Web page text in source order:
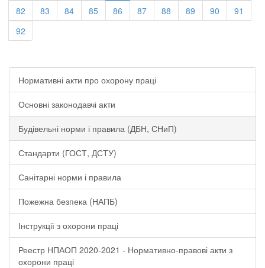
82
83 84 85 86 87 88 89 90
91
92
Нормативні акти про охорону праці
Основні законодавчі акти
Будівельні норми і правила (ДБН, СНиП)
Стандарти (ГОСТ, ДСТУ)
Санітарні норми і правила
Пожежна безпека (НАПБ)
Інструкції з охорони праці
Реестр НПАОП 2020-2021 - Нормативно-правові акти з
охорони праці